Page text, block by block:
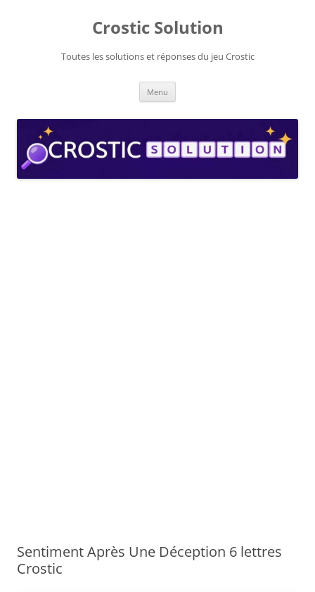
Crostic Solution
Toutes les solutions et réponses du jeu Crostic
Menu
Sentiment Après Une Déception 6 lettres
Crostic